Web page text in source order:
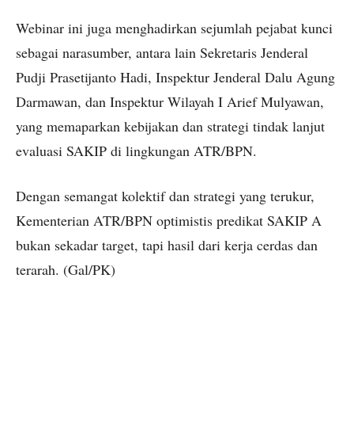
Webinar ini juga menghadirkan sejumlah pejabat kunci
sebagai narasumber, antara lain Sekretaris Jenderal
Pudji Prasetijanto Hadi, Inspektur Jenderal Dalu Agung
Darmawan, dan Inspektur Wilayah I Arief Mulyawan,
yang memaparkan kebijakan dan strategi tindak lanjut
evaluasi SAKIP di lingkungan ATR/BPN.
Dengan semangat kolektif dan strategi yang terukur,
Kementerian ATR/BPN optimistis predikat SAKIP A
bukan sekadar target, tapi hasil dari kerja cerdas dan
terarah. (Gal/PK)